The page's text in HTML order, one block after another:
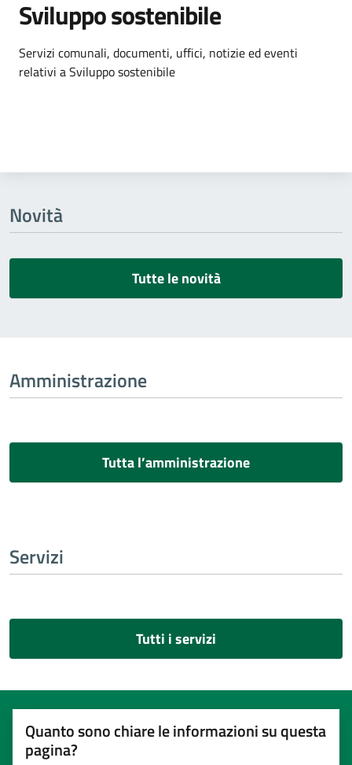
Sviluppo sostenibile
Dettagli dell'argomento
Servizi comunali, documenti, uffici, notizie ed eventi
relativi a Sviluppo sostenibile
Novità
Tutte le novità
Amministrazione
Tutta l’amministrazione
Servizi
Tutti i servizi
Quanto sono chiare le informazioni su questa
pagina?